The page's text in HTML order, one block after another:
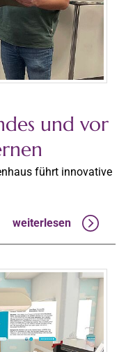
und vor
führt innovative
weiterlesen